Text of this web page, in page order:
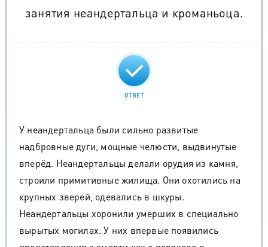
занятия неандертальца и кроманьоца.
ОТВЕТ
У неандертальца были сильно развитые
надбровные дуги, мощные челюсти, выдвинутые
вперёд. Неандертальцы делали орудия из камня,
строили примитивные жилища. Они охотились на
крупных зверей, одевались в шкуры.
Неандертальцы хоронили умерших в специально
вырытых могилах. У них впервые появились